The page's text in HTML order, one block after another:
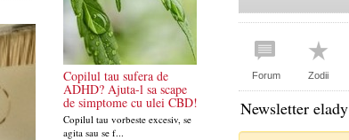
Copilul tau sufera de
ADHD? Ajuta-l sa scape
de simptome cu ulei CBD!
Copilul tau vorbeste excesiv, se
agita sau se f...
Forum Zodii
Newsletter elady